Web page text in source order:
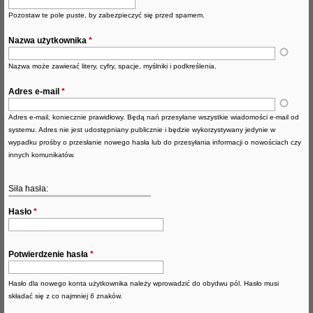
j
i
o
n
o
w
e
)
Pozostaw te pole puste, by zabezpieczyć się przed spamem.
Nazwa użytkownika *
Nazwa może zawierać litery, cyfry, spacje, myślniki i podkreślenia.
Adres e-mail *
Adres e-mail, koniecznie prawidłowy. Będą nań przesyłane wszystkie wiadomości e-mail od
systemu. Adres nie jest udostępniany publicznie i będzie wykorzystywany jedynie w
wypadku prośby o przesłanie nowego hasła lub do przesyłania informacji o nowościach czy
innych komunikatów.
Siła hasła:
Hasło *
Potwierdzenie hasła *
Hasło dla nowego konta użytkownika należy wprowadzić do obydwu pól. Hasło musi
składać się z co najmniej 6 znaków.